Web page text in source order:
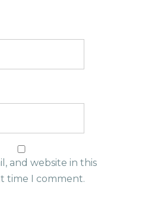
and website in this
time I comment.